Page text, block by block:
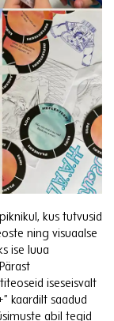
kus tutvusid
ning visuaalse
ise luua
iseseisvalt
kaardilt saadud
abil tegid